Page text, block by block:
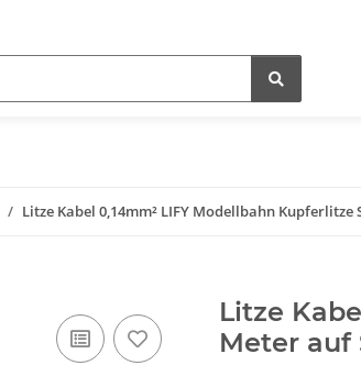
Litze Kabel 0,14mm² LIFY Modellbahn
Litze
Meter auf